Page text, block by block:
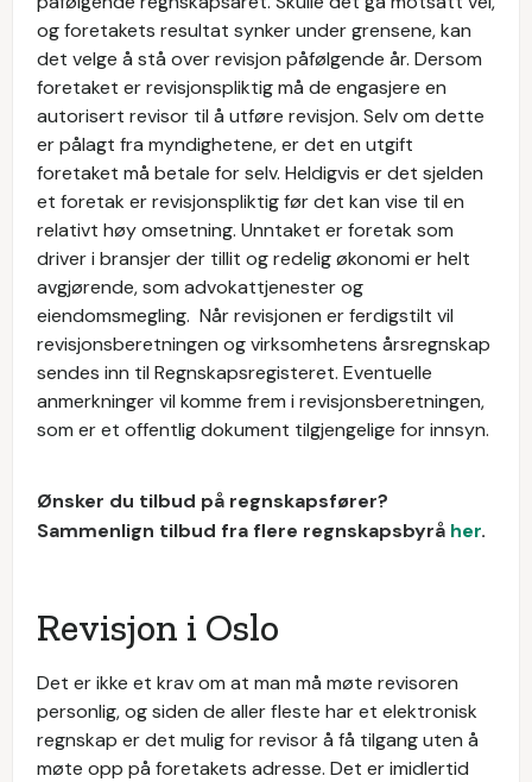
og foretakets resultat synker under grensene, kan
det velge å stå over revisjon påfølgende år. Dersom
foretaket er revisjonspliktig må de engasjere en
autorisert revisor til å utføre revisjon. Selv om dette
er pålagt fra myndighetene, er det en utgift
foretaket må betale for selv. Heldigvis er det sjelden
et foretak er revisjonspliktig før det kan vise til en
relativt høy omsetning. Unntaket er foretak som
driver i bransjer der tillit og redelig økonomi er helt
avgjørende, som advokattjenester og
eiendomsmegling. Når revisjonen er ferdigstilt vil
revisjonsberetningen og virksomhetens årsregnskap
sendes inn til Regnskapsregisteret. Eventuelle
anmerkninger vil komme frem i revisjonsberetningen,
som er et offentlig dokument tilgjengelige for innsyn.
Ønsker du tilbud på regnskapsfører?
Sammenlign tilbud fra flere regnskapsbyrå her.
Revisjon i Oslo
Det er ikke et krav om at man må møte revisoren
personlig, og siden de aller fleste har et elektronisk
regnskap er det mulig for revisor å få tilgang uten å
møte opp på foretakets adresse. Det er imidlertid